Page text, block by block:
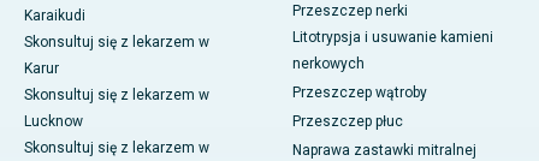
Karaikudi
Skonsultuj się z lekarzem w
Karur
Skonsultuj się z lekarzem w
Lucknow
Skonsultuj się z lekarzem w
Przeszczep nerki
Litotrypsja i usuwanie kamieni
nerkowych
Przeszczep wątroby
Przeszczep płuc
Naprawa zastawki mitralnej